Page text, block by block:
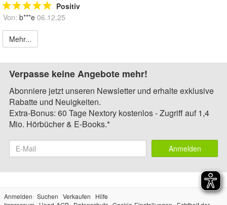
Positiv
Von: b***e 06.12.25
Mehr...
Verpasse keine Angebote mehr!
Abonniere jetzt unseren Newsletter und erhalte exklusive
Rabatte und Neuigkeiten.
Extra-Bonus: 60 Tage Nextory kostenlos - Zugriff auf 1,4
Mio. Hörbücher & E-Books.*
Anmelden
Anmelden Suchen Verkaufen
Hilfe